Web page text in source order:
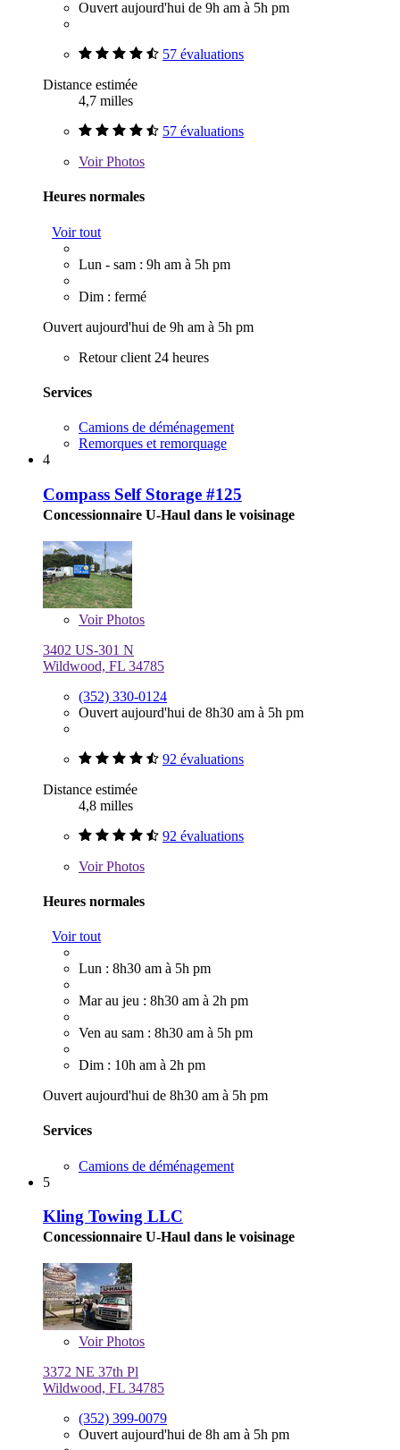
Ouvert aujourd'hui de 9h am à 5h pm
57 évaluations
Distance estimée
4,7 milles
57 évaluations
VoirPhotos
Heures normales
Voir tout
Lun - sam : 9h am à 5h pm
Dim : fermé
Ouvert aujourd'hui de 9h am à 5h pm
Retour client 24 heures
Services
Camions de déménagement
Remorques et remorquage
4
Compass Self Storage #125
Concessionnaire U-Haul dans le voisinage
VoirPhotos
3402 US-301 N
Wildwood, FL 34785
(352) 330-0124
Ouvert aujourd'hui de 8h30 am à 5h pm
92 évaluations
Distance estimée
4,8 milles
92 évaluations
VoirPhotos
Heures normales
Voir tout
Lun : 8h30 am à 5h pm
Mar au jeu : 8h30 am à 2h pm
Ven au sam : 8h30 am à 5h pm
Dim : 10h am à 2h pm
Ouvert aujourd'hui de 8h30 am à 5h pm
Services
Camions de déménagement
5
Kling Towing LLC
Concessionnaire U-Haul dans le voisinage
VoirPhotos
3372 NE 37th Pl
Wildwood, FL 34785
(352) 399-0079
Ouvert aujourd'hui de 8h am à 5h pm